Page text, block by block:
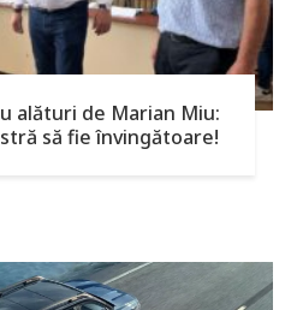
alături de Marian Miu:
să fie învingătoare!